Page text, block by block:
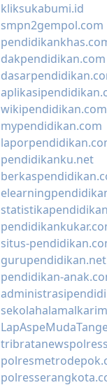
kliksukabumi.id
smpn2gempol.com
dakpendidikan.com
wikipendidikan.com
mypendidikan.com
pendidikanku.net
situs-
gurupendidikan.net
pendidikan-